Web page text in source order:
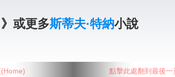
》或更多斯蒂夫·特納小說
點擊此處翻到最後一